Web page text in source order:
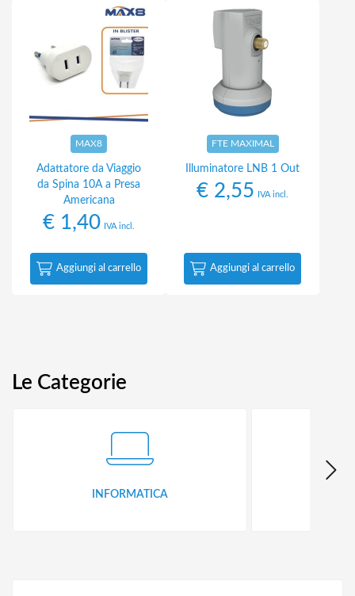
MAX8
Adattatore da Viaggio
da Spina 10A a Presa
Americana
€ 1,40 IVA incl.
Aggiungi al carrello
FTE MAXIMAL
Illuminatore LNB 1 Out
€ 2,55 IVA incl.
Aggiungi al carrello
Le Categorie
INFORMATICA